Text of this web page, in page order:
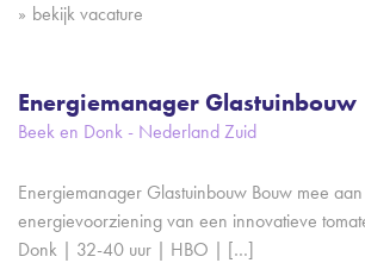
bekijk vacature
Energiemanager Glastuinbouw
Beek en Donk - Nederland Zuid
Energiemanager Glastuinbouw Bouw mee
energievoorziening van een innovatieve
Donk | 32-40 uur | HBO | […]